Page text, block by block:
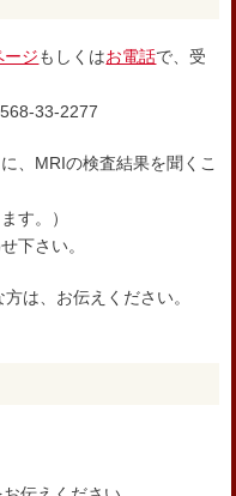
ージもしくはお電話で、受
33-2277
、MRIの検査結果を聞くこ
す。）
下さい。
は、お伝えください。